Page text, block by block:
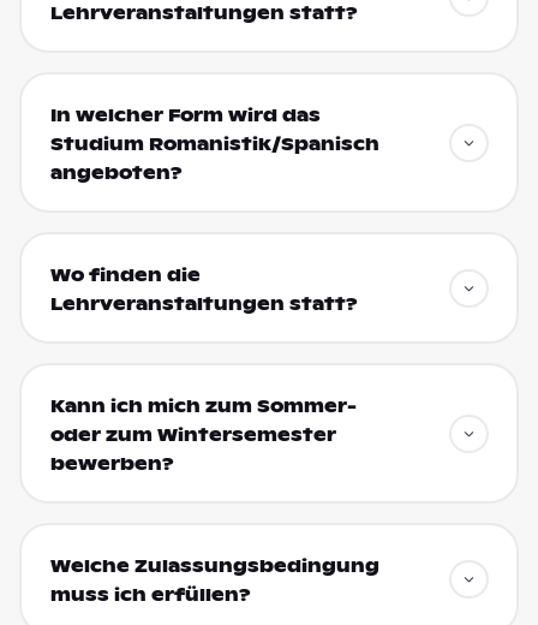
Lehrveranstaltungen statt?
In welcher Form wird das
Studium Romanistik/Spanisch
angeboten?
Wo finden die
Lehrveranstaltungen statt?
Kann ich mich zum Sommer-
oder zum Wintersemester
bewerben?
Welche Zulassungsbedingung
muss ich erfüllen?